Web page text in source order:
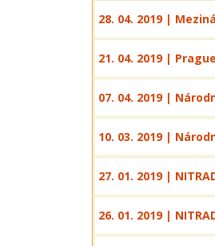
28. 04. 2019 |
21. 04. 2019 |
07. 04. 2019 |
10. 03. 2019 |
27. 01. 2019 |
26. 01. 2019 |